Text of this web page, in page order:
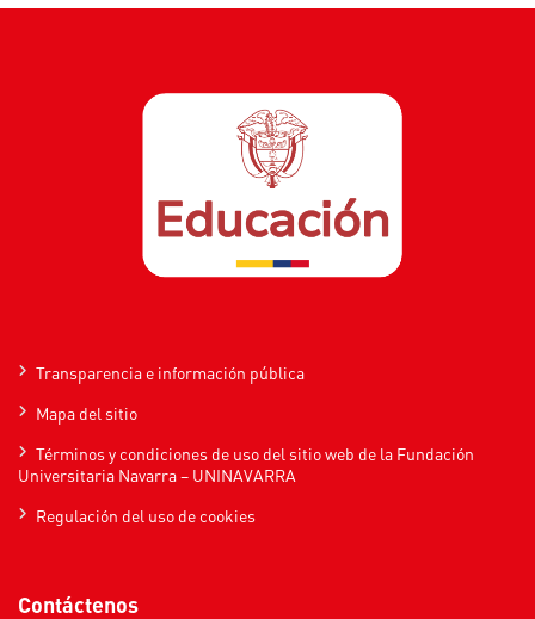
Transparencia e información pública
Mapa del sitio
Términos y condiciones de uso del sitio web de la Fundación
Universitaria Navarra – UNINAVARRA
Regulación del uso de cookies
Contáctenos